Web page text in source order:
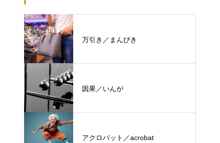
万引き／まんびき
因果／いんが
アクロバット／acrobat